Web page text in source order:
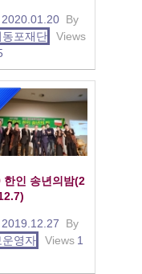
2020.01.20 By
동포재단
Views
한인 송년의밤(2
2019.12.27
By
운영자
Views 1